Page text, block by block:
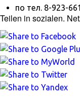
по тел. 8-923-
Teilen in sozialen.